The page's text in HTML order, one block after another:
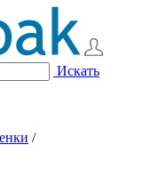
Искать
/